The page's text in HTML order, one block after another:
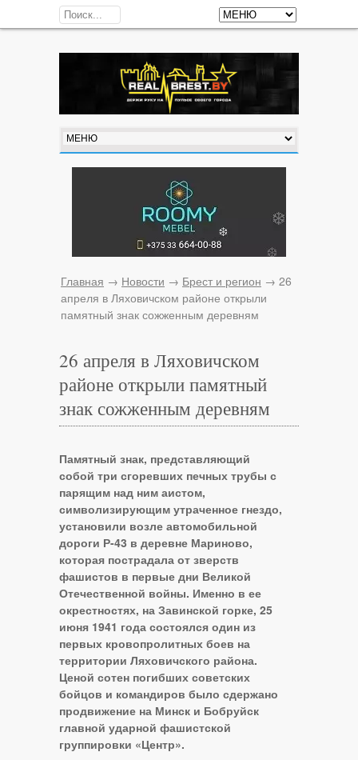
Главная → Новости → Брест и регион → 26
апреля в Ляховичском районе открыли
памятный знак сожженным деревням
26 апреля в Ляховичском
районе открыли памятный
знак сожженным деревням
Памятный знак, представляющий
собой три сгоревших печных трубы с
парящим над ним аистом,
символизирующим утраченное гнездо,
установили возле автомобильной
дороги Р-43 в деревне Мариново,
которая пострадала от зверств
фашистов в первые дни Великой
Отечественной войны. Именно в ее
окрестностях, на Завинской горке, 25
июня 1941 года состоялся один из
первых кровопролитных боев на
территории Ляховичского района.
Ценой сотен погибших советских
бойцов и командиров было сдержано
продвижение на Минск и Бобруйск
главной ударной фашистской
группировки «Центр».